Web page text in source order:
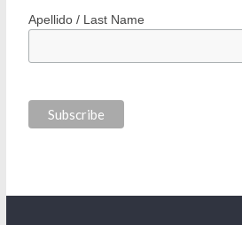
Apellido / Last Name